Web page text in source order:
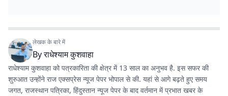
लेखक के बारे में
Byराधेश्याम कुशवाहा
राधेश्याम कुशवाहा को पत्रकारिता की क्षेत्र में 13 साल का अनुभव है. इस सफर की
शुरुआत उन्होंने राज एक्सप्रेस न्यूज पेपर भोपाल से की. यहां से आगे बढ़ते हुए समय
जगत, राजस्थान पत्रिका, हिंदुस्तान न्यूज पेपर के बाद वर्तमान में प्रभात खबर के